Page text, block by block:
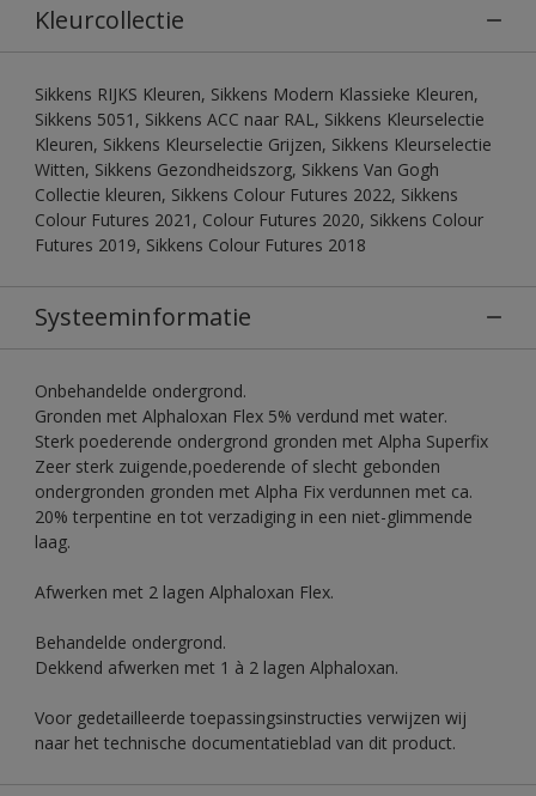
Kleurcollectie
Sikkens RIJKS Kleuren, Sikkens Modern Klassieke Kleuren,
Sikkens 5051, Sikkens ACC naar RAL, Sikkens Kleurselectie
Kleuren, Sikkens Kleurselectie Grijzen, Sikkens Kleurselectie
Witten, Sikkens Gezondheidszorg, Sikkens Van Gogh
Collectie kleuren, Sikkens Colour Futures 2022, Sikkens
Colour Futures 2021, Colour Futures 2020, Sikkens Colour
Futures 2019, Sikkens Colour Futures 2018
Systeeminformatie
Onbehandelde ondergrond.
Gronden met Alphaloxan Flex 5% verdund met water.
Sterk poederende ondergrond gronden met Alpha Superfix
Zeer sterk zuigende,poederende of slecht gebonden
ondergronden gronden met Alpha Fix verdunnen met ca.
20% terpentine en tot verzadiging in een niet-glimmende
laag.
Afwerken met 2 lagen Alphaloxan Flex.
Behandelde ondergrond.
Dekkend afwerken met 1 à 2 lagen Alphaloxan.
Voor gedetailleerde toepassingsinstructies verwijzen wij
naar het technische documentatieblad van dit product.